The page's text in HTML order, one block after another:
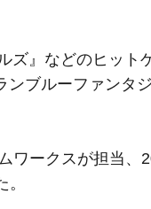
』などのヒット
ブルーファンタ
ークスが担当、